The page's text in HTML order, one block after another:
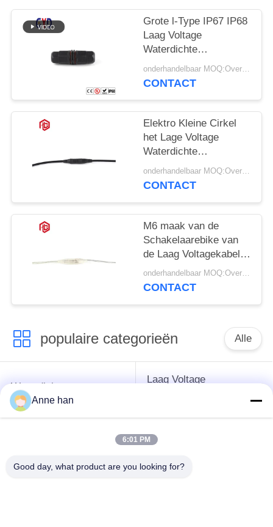
Grote l-Type IP67 IP68
Laag Voltage
Waterdichte
Schakelaar 2 Speld 3 4onderhandelbaar MOQ:Overeen te komen
CONTACT
Elektro Kleine Cirkel
het Lage Voltage
Waterdichte
Schakelaar van M6
onderhandelbaar MOQ:Overeen te komen
CONTACT
M6 maak van de
Schakelaarebike van
de Laag Voltagekabel
de Elektroschakelaars
waterdicht
onderhandelbaar MOQ:Overeen te komen
CONTACT
populaire categorieën Alle
Waterdichte
Cirkelschakelaar
Laag Voltage
Anne han
6:01 PM
Good day, what product are you looking for?